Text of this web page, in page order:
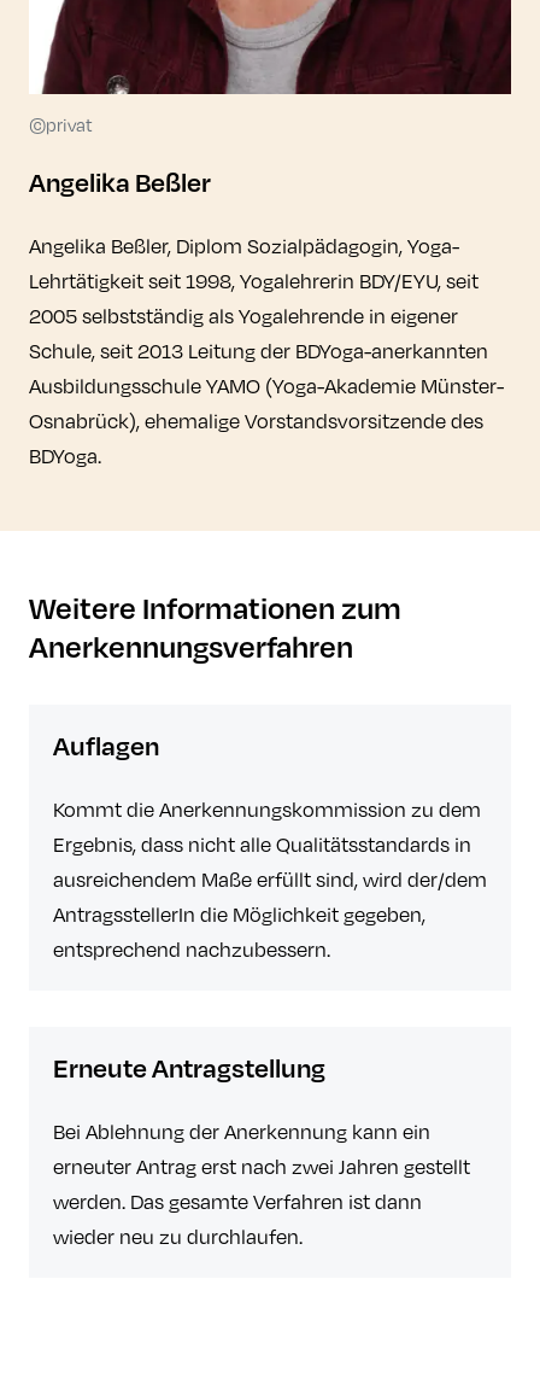
©privat
Angelika Beßler
Angelika Beßler, Diplom Sozialpädagogin, Yoga-
Lehrtätigkeit seit 1998, Yogalehrerin BDY/EYU, seit
2005 selbstständig als Yogalehrende in eigener
Schule, seit 2013 Leitung der BDYoga-anerkannten
Ausbildungsschule YAMO (Yoga-Akademie Münster-
Osnabrück), ehemalige Vorstandsvorsitzende des
BDYoga.
Weitere Informationen zum
Anerkennungsverfahren
Auflagen
Kommt die Anerkennungskommission zu dem
Ergebnis, dass nicht alle Qualitätsstandards in
ausreichendem Maße erfüllt sind, wird der/dem
AntragsstellerIn die Möglichkeit gegeben,
entsprechend nachzubessern.
Erneute Antragstellung
Bei Ablehnung der Anerkennung kann ein
erneuter Antrag erst nach zwei Jahren gestellt
werden. Das gesamte Verfahren ist dann
wieder neu zu durchlaufen.